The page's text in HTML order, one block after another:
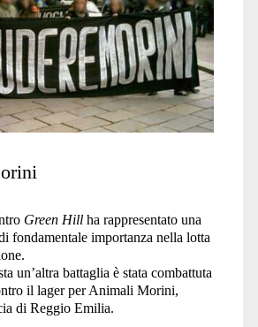
Green Hillha rappresentato una
fondamentale importanza nella lotta
un’altra battaglia è stata combattuta
il lager per Animali Morini,
di Reggio Emilia.